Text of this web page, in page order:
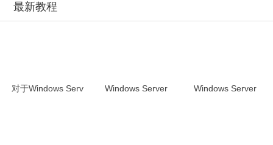
最新教程
对于Windows Serv Windows Server Windows Server